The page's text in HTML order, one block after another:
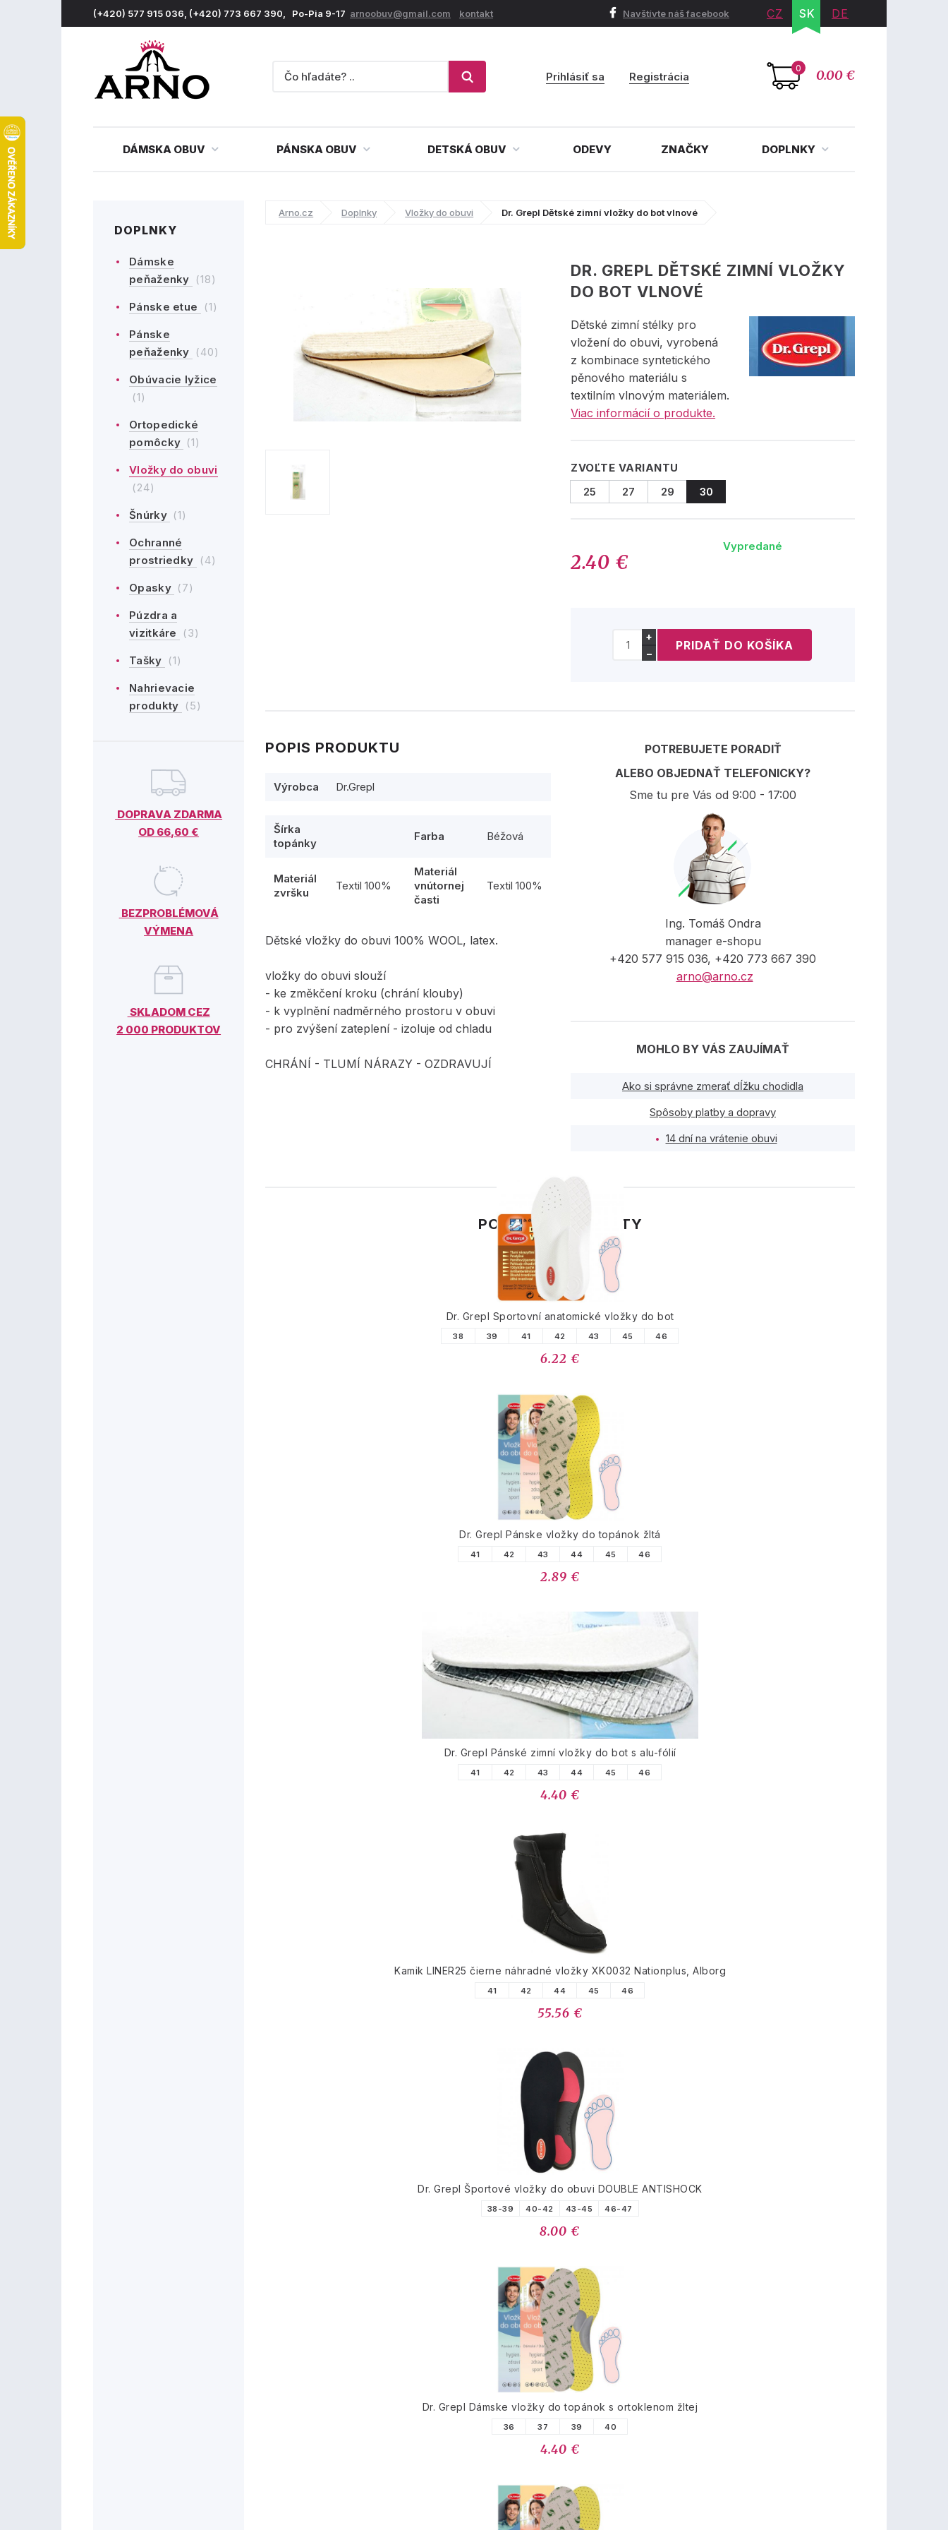
(+420) 577 915 036, (+420) 773 667 390, Po-Pia 9-17 arnoobuv@gmail.com kontakt Navštívte náš facebook CZ SK DE
0 0.00 €
Prihlásiť sa Registrácia
DÁMSKA OBUV PÁNSKA OBUV DETSKÁ OBUV ODEVY ZNAČKY DOPLNKY
DOPLNKY
Dámske
peňaženky (18)
Pánske etue (1)
Pánske
peňaženky (40)
Obúvacie lyžice
(1)
Ortopedické
pomôcky (1)
Vložky do obuvi
(24)
Šnúrky (1)
Ochranné
prostriedky (4)
Opasky (7)
Púzdra a
vizitkáre
(3)
Tašky (1)
Nahrievacie
produkty (5)
DOPRAVA ZDARMA
OD 66,60 €
BEZPROBLÉMOVÁ
VÝMENA
SKLADOM CEZ
2 000 PRODUKTOV
Arno.cz Doplnky Vložky do obuvi Dr. Grepl Dětské zimní vložky do bot vlnové
DR. GREPL DĚTSKÉ ZIMNÍ VLOŽKY
DO BOT VLNOVÉ
Dětské zimní stélky pro
vložení do obuvi, vyrobená
z kombinace syntetického
pěnového materiálu s
textilním vlnovým materiálem.
Viac informácií o produkte.
ZVOĽTE VARIANTU
25
27 29 30
2.40 €
Vypredané
+
−
POPIS PRODUKTU
Výrobca Dr.Grepl
Šírka
topánky
Farba Béžová
Materiál
zvršku
Textil 100%
Materiál
vnútornej
časti
Textil 100%
Dětské vložky do obuvi 100% WOOL, latex.
vložky do obuvi slouží
- ke změkčení kroku (chrání klouby)
- k vyplnění nadměrného prostoru v obuvi
- pro zvýšení zateplení - izoluje od chladu
CHRÁNÍ - TLUMÍ NÁRAZY - OZDRAVUJÍ
POTREBUJETE PORADIŤ
ALEBO OBJEDNAŤ TELEFONICKY?
Sme tu pre Vás od 9:00 - 17:00
Ing. Tomáš Ondra
manager e-shopu
+420 577 915 036, +420 773 667 390
arno@arno.cz
MOHLO BY VÁS ZAUJÍMAŤ
Ako si správne zmerať dĺžku chodidla
Spôsoby platby a dopravy
14 dní na vrátenie obuvi
PODOBNÉ PRODUKTY
Dr. Grepl Sportovní anatomické vložky do bot
38 39 41 42 43 45 46
6.22 €
Dr. Grepl Pánske vložky do topánok žltá
41 42 43 44 45 46
2.89 €
Dr. Grepl Pánské zimní vložky do bot s alu-fólií
41 42 43 44 45 46
4.40 €
Kamik LINER25 čierne náhradné vložky XK0032 Nationplus, Alborg
41 42 44 45 46
55.56 €
Dr. Grepl Športové vložky do obuvi DOUBLE ANTISHOCK
38-39 40-42 43-45 46-47
8.00 €
Dr. Grepl Dámske vložky do topánok s ortoklenom žltej
36 37 39 40
4.40 €